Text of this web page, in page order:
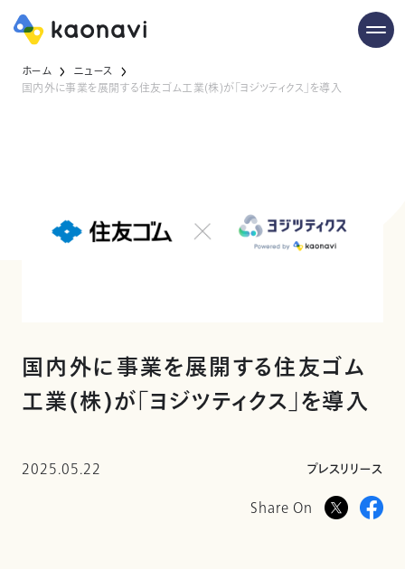
ホーム
ニュース
国内外に事業を展開する住友ゴム工業(株)が「ヨジツティクス」を導入
国内外に事業を展開する住友ゴム
工業(株)が「ヨジツティクス」を導入
2025.05.22 プレスリリース
Share On